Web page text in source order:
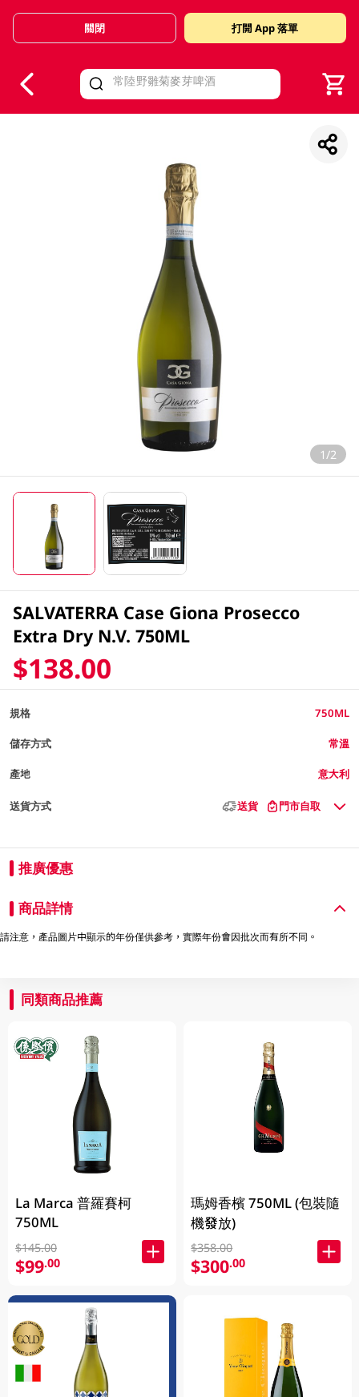
Valid Until 30 June 2026
關閉 打開 App 落單
1/2
SALVATERRA Case Giona Prosecco
Extra Dry N.V. 750ML
$138.00
規格 750ML
儲存方式 常溫
產地 意大利
送貨方式 送貨 門市自取
推廣優惠
商品詳情
請注意，產品圖片中顯示的年份僅供參考，實際年份會因批次而有所不同。
同類商品推薦
La Marca 普羅賽柯
750ML
$145.00
$99.00
瑪姆香檳 750ML (包裝隨
機發放)
$358.00
$300.00